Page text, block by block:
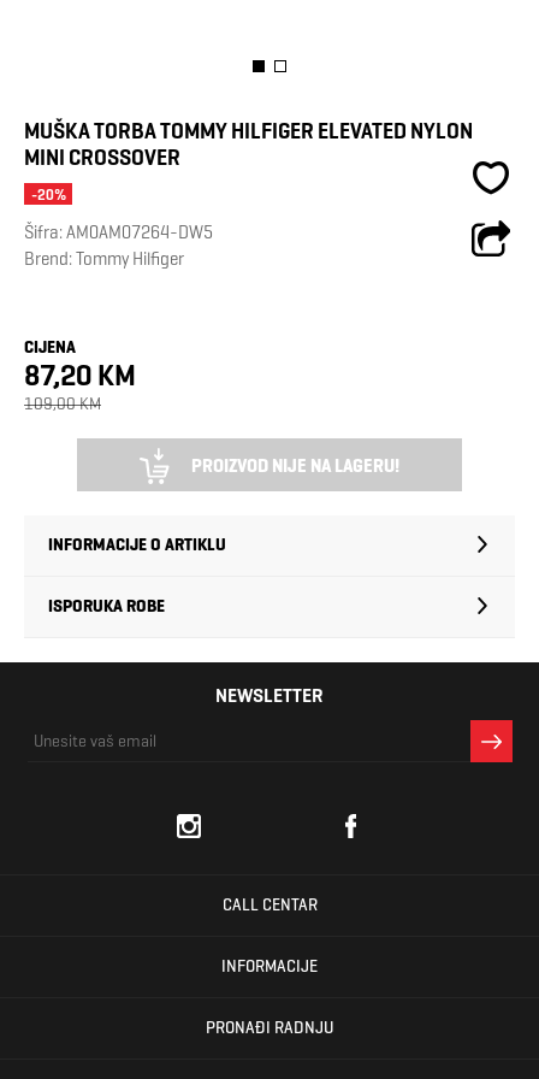
MUŠKA TORBA TOMMY HILFIGER ELEVATED NYLON
MINI CROSSOVER
-20%
Šifra:AM0AM07264-DW5
Brend:Tommy Hilfiger
CIJENA
87,20 KM
109,00 KM
PROIZVOD NIJE NA LAGERU!
INFORMACIJE O ARTIKLU
ISPORUKA ROBE
NEWSLETTER
CALL CENTAR
INFORMACIJE
PRONAĐI RADNJU